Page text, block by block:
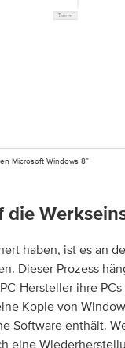
Microsoft Windows 8”
die
haben, ist es an
Dieser Prozess
Hersteller ihre
Kopie von
Software enthält.
eine